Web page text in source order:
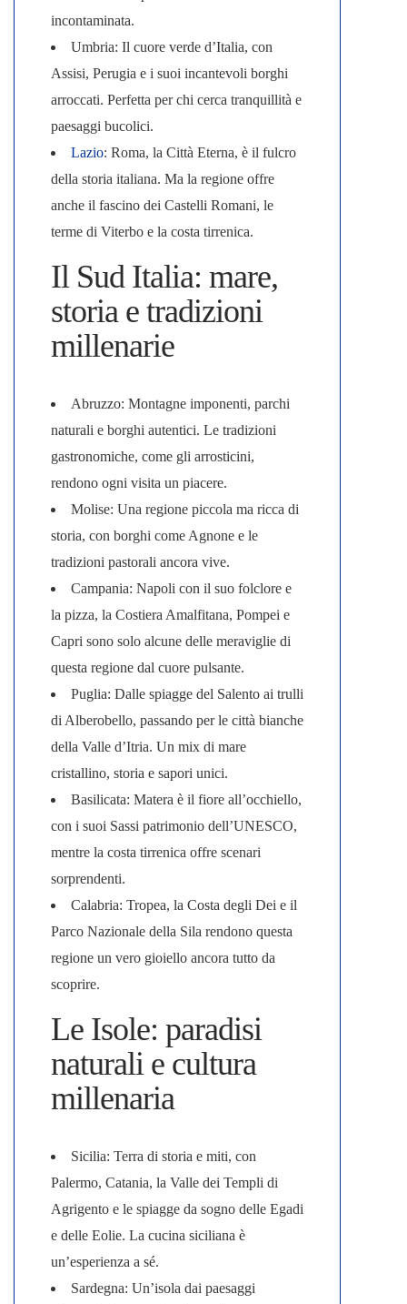
incontaminata.
Umbria: Il cuore verde d’Italia, con
Assisi, Perugia e i suoi incantevoli borghi
arroccati. Perfetta per chi cerca tranquillità e
paesaggi bucolici.
Lazio: Roma, la Città Eterna, è il fulcro
della storia italiana. Ma la regione offre
anche il fascino dei Castelli Romani, le
terme di Viterbo e la costa tirrenica.
Il Sud Italia: mare,
storia e tradizioni
millenarie
Abruzzo: Montagne imponenti, parchi
naturali e borghi autentici. Le tradizioni
gastronomiche, come gli arrosticini,
rendono ogni visita un piacere.
Molise: Una regione piccola ma ricca di
storia, con borghi come Agnone e le
tradizioni pastorali ancora vive.
Campania: Napoli con il suo folclore e
la pizza, la Costiera Amalfitana, Pompei e
Capri sono solo alcune delle meraviglie di
questa regione dal cuore pulsante.
Puglia: Dalle spiagge del Salento ai trulli
di Alberobello, passando per le città bianche
della Valle d’Itria. Un mix di mare
cristallino, storia e sapori unici.
Basilicata: Matera è il fiore all’occhiello,
con i suoi Sassi patrimonio dell’UNESCO,
mentre la costa tirrenica offre scenari
sorprendenti.
Calabria: Tropea, la Costa degli Dei e il
Parco Nazionale della Sila rendono questa
regione un vero gioiello ancora tutto da
scoprire.
Le Isole: paradisi
naturali e cultura
millenaria
Sicilia: Terra di storia e miti, con
Palermo, Catania, la Valle dei Templi di
Agrigento e le spiagge da sogno delle Egadi
e delle Eolie. La cucina siciliana è
un’esperienza a sé.
Sardegna: Un’isola dai paesaggi